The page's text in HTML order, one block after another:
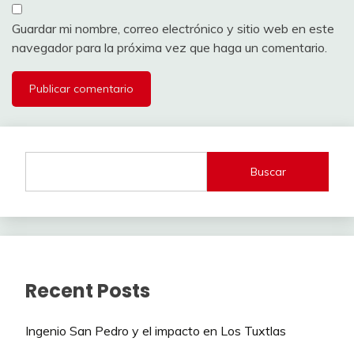
Guardar mi nombre, correo electrónico y sitio web en este
navegador para la próxima vez que haga un comentario.
Buscar
Recent Posts
Ingenio San Pedro y el impacto en Los Tuxtlas